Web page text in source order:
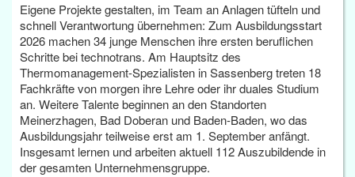
Eigene Projekte gestalten, im Team an Anlagen tüfteln und
schnell Verantwortung übernehmen: Zum Ausbildungsstart
2026 machen 34 junge Menschen ihre ersten beruflichen
Schritte bei technotrans. Am Hauptsitz des
Thermomanagement-Spezialisten in Sassenberg treten 18
Fachkräfte von morgen ihre Lehre oder ihr duales Studium
an. Weitere Talente beginnen an den Standorten
Meinerzhagen, Bad Doberan und Baden-Baden, wo das
Ausbildungsjahr teilweise erst am 1. September anfängt.
Insgesamt lernen und arbeiten aktuell 112 Auszubildende in
der gesamten Unternehmensgruppe.